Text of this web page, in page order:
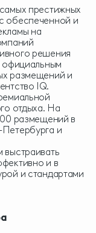
престижных
обеспеченной и
на
решения
официальным
размещений и
IQ.
отдыха. На
размещений в
и
выстраивать
и в
и стандартами